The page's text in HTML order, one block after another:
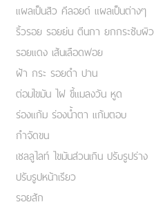
แผลเป็นสิว คีลอยด์ แผลเป็นต่างๆ
ริ้วรอย รอยย่น ตีนกา ยกกระชับผิว
รอยแดง เส้นเลือดฟอย
ฝ้า กระ รอยดำ ปาน
ต่อมไขมัน ไฝ ขี้แมลงวัน หูด
ร่องแก้ม ร่องน้ำตา แก้มตอบ
กำจัดขน
เชลลูไลท์ ไขมันส่วนเกิน ปรับรูปร่าง
ปรับรูปหน้าเรียว
รอยสัก